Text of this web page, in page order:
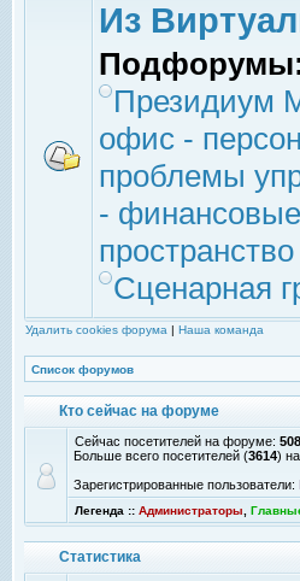
Из
Президиум
офис -
проблемы
-
пространство
Сценарная
Удалить cookies форума | Наша команда
Список форумов
Кто сейчас на форуме
Сейчас посетителей на форуме: 508
Больше всего посетителей (3614)
Зарегистрированные пользователи:
Легенда :: Администраторы
Статистика